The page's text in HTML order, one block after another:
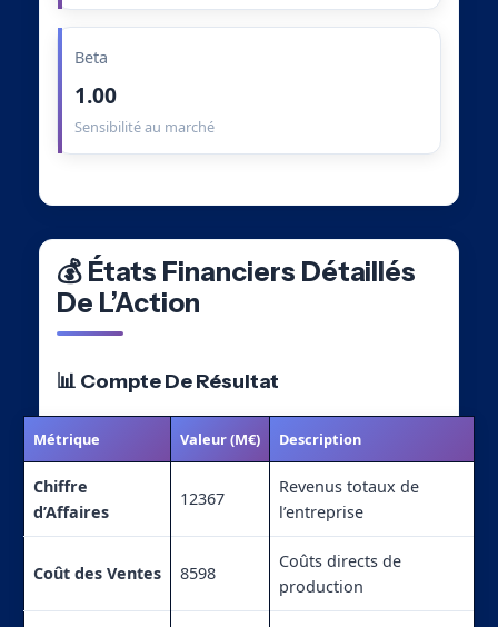
Beta
1.00
Sensibilité au marché
💰 États Financiers Détaillés
De L’Action
📊 Compte De Résultat
Métrique Valeur (M€) Description
Chiffre
d’Affaires
12367
Revenus totaux de
l’entreprise
Coût des Ventes 8598
Coûts directs de
production